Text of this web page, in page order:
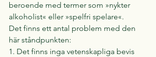
beroende med termer som »nykter
alkoholist« eller »spelfri spelare«.
Det finns ett antal problem med den
här ståndpunkten:
1. Det finns inga vetenskapliga bevis